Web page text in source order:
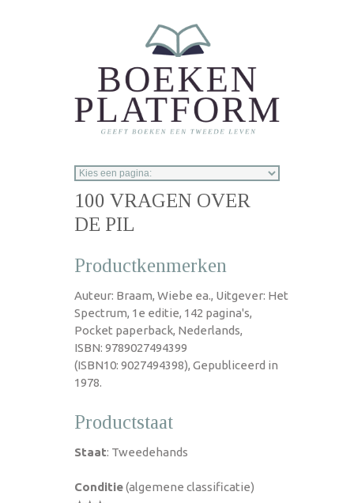
100 VRAGEN OVER
DE PIL
Productkenmerken
Auteur: Braam, Wiebe ea., Uitgever: Het
Spectrum, 1e editie, 142 pagina's,
Pocket paperback, Nederlands,
ISBN: 9789027494399
(ISBN10: 9027494398), Gepubliceerd in
1978.
Productstaat
Staat: Tweedehands
Conditie(algemene classificatie)